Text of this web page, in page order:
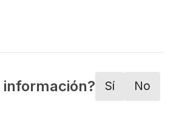
información? Sí No